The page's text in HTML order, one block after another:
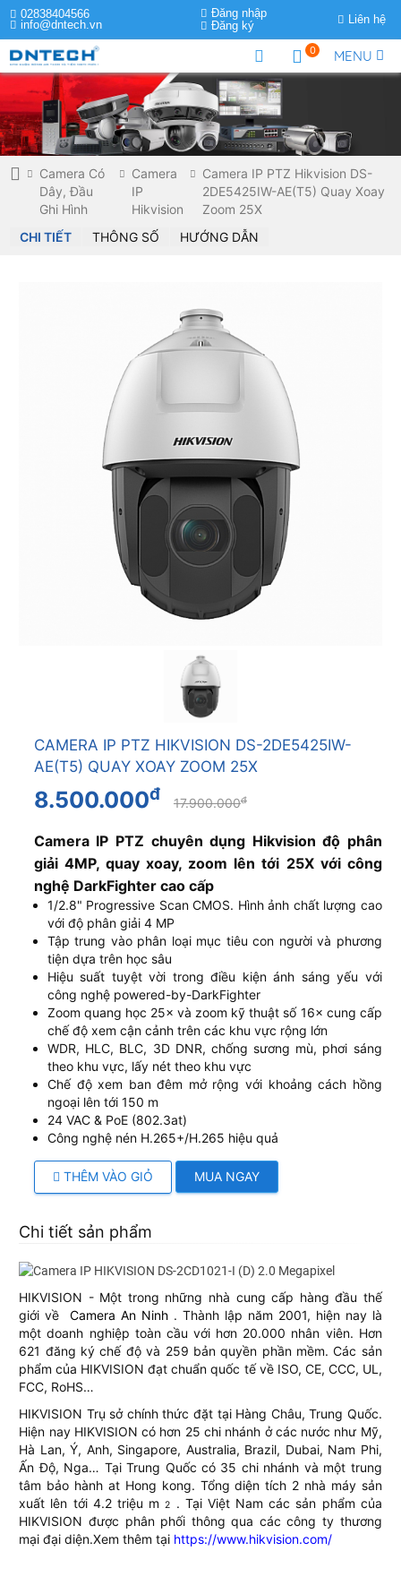
02838404566
info@dntech.vn
Đăng nhập
Đăng ký
Liên hệ
MENU
0
Camera Có
Dây, Đầu
Ghi Hình
Camera
IP
Hikvision
Camera IP PTZ Hikvision DS-
2DE5425IW-AE(T5) Quay Xoay
Zoom 25X
CHI TIẾT
THÔNG SỐ HƯỚNG DẪN
CAMERA IP PTZ HIKVISION DS-2DE5425IW-
AE(T5) QUAY XOAY ZOOM 25X
8.500.000đ 17.900.000đ
Camera IP PTZ chuyên dụng Hikvision độ phân
giải 4MP, quay xoay, zoom lên tới 25X với công
nghệ DarkFighter cao cấp
1/2.8" Progressive Scan CMOS. Hình ảnh chất lượng cao
với độ phân giải 4 MP
Tập trung vào phân loại mục tiêu con người và phương
tiện dựa trên học sâu
Hiệu suất tuyệt vời trong điều kiện ánh sáng yếu với
công nghệ powered-by-DarkFighter
Zoom quang học 25× và zoom kỹ thuật số 16× cung cấp
chế độ xem cận cảnh trên các khu vực rộng lớn
WDR, HLC, BLC, 3D DNR, chống sương mù, phơi sáng
theo khu vực, lấy nét theo khu vực
Chế độ xem ban đêm mở rộng với khoảng cách hồng
ngoại lên tới 150 m
24 VAC & PoE (802.3at)
Công nghệ nén H.265+/H.265 hiệu quả
THÊM VÀO GIỎ MUA NGAY
Chi tiết sản phẩm
HIKVISION - Một trong những nhà cung cấp hàng đầu thế
giới vềCamera An Ninh . Thành lập năm 2001, hiện nay là
một doanh nghiệp toàn cầu với hơn 20.000 nhân viên. Hơn
621 đăng ký chế độ và 259 bản quyền phần mềm. Các sản
phẩm của HIKVISION đạt chuẩn quốc tế về ISO, CE, CCC, UL,
FCC, RoHS…
HIKVISION Trụ sở chính thức đặt tại Hàng Châu, Trung Quốc.
Hiện nay HIKVISION có hơn 25 chi nhánh ở các nước như Mỹ,
Hà Lan, Ý, Anh, Singapore, Australia, Brazil, Dubai, Nam Phi,
Ấn Độ, Nga… Tại Trung Quốc có 35 chi nhánh và một trung
tâm bảo hành at Hong kong. Tổng diện tích 2 nhà máy sản
xuất lên tới 4.2 triệu m2
. Tại Việt Nam các sản phẩm của
HIKVISION được phân phối thông qua các công ty thương
mại đại diện.Xem thêm tại https://www.hikvision.com/